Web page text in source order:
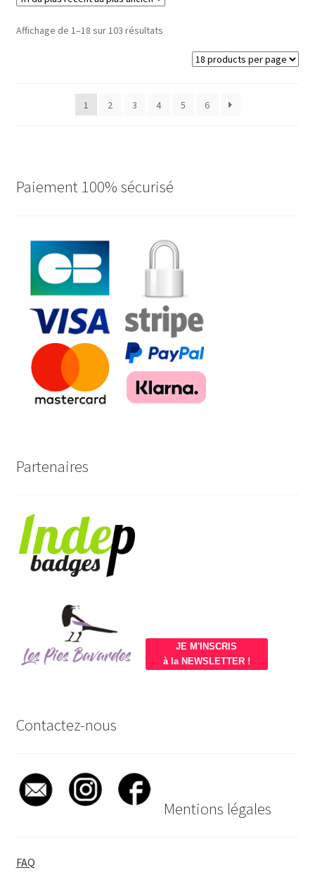
Affichage de 1–18 sur 103 résultatsTrié
1 2 3 4 5 6
Paiement 100% sécurisé
Partenaires
JE M'INSCRIS
à la NEWSLETTER !
Contactez-nous
Mentions légales
FAQ